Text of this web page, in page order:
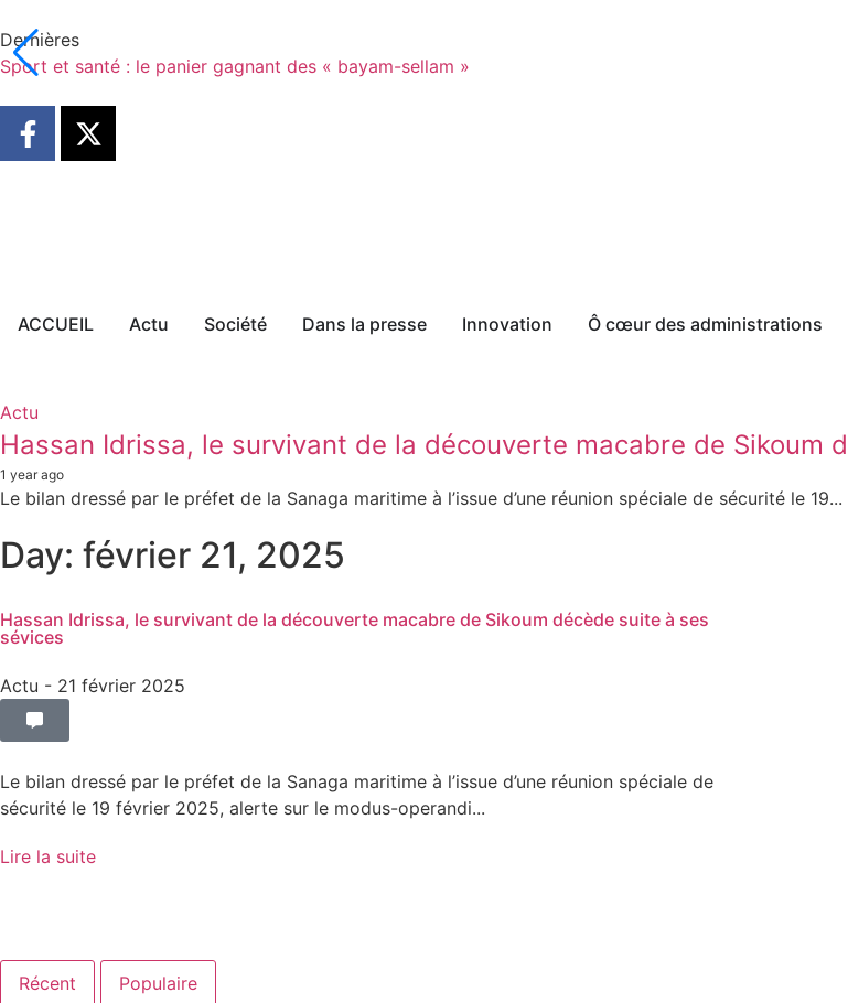
Dernières
Sport et santé : le panier gagnant des « bayam-sellam »
ACCUEIL Actu Société Dans la presse Innovation Ô cœur des administrations
Actu
Hassan Idrissa, le survivant de la découverte macabre de Sikoum
1 year ago
Le bilan dressé par le préfet de la Sanaga maritime à l’issue d’une réunion spéciale de sécurité le 19...
Day: février 21, 2025
Hassan Idrissa, le survivant de la découverte macabre de Sikoum décède suite à ses
sévices
Actu - 21 février 2025
Le bilan dressé par le préfet de la Sanaga maritime à l’issue d’une réunion spéciale de
sécurité le 19 février 2025, alerte sur le modus-operandi...
Lire la suite
Récent Populaire